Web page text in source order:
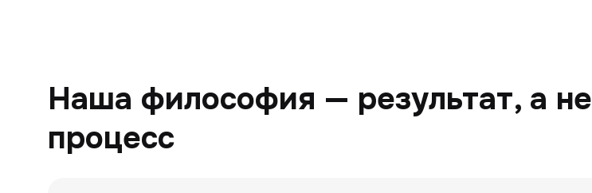
Наша философия — результат, а не
процесс